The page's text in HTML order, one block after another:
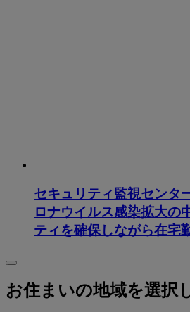
セキュリティ監視センタ
ロナウイルス感染拡大の
ティを確保しながら在宅
お住まいの地域を選択